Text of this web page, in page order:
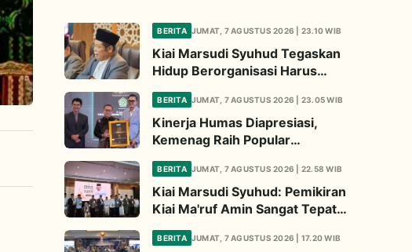
BERITA JUMAT, 7 AGUSTUS 2026 | 23.10 WIB
Kiai Marsudi Syuhud Tegaskan
Hidup Berorganisasi Harus
Tinggalkan Legacy Amal Saleh
BERITA JUMAT, 7 AGUSTUS 2026 | 23.05 WIB
Kinerja Humas Diapresiasi,
Kemenag Raih Popular
Government Institutions Award
2026
BERITA JUMAT, 7 AGUSTUS 2026 | 22.58 WIB
Kiai Marsudi Syuhud: Pemikiran
Kiai Ma'ruf Amin Sangat Tepat
Untuk Perbarui NU
BERITA JUMAT, 7 AGUSTUS 2026 | 17.20 WIB